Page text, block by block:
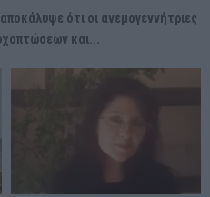
ότι οι ανεμογεννήτριες
και...